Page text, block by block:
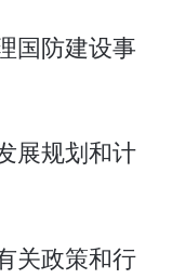
国防建设事
展规划和计
关政策和行